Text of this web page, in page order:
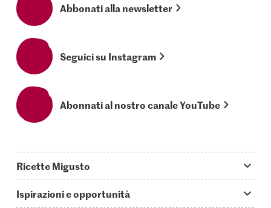
Abbonati alla newsletter
Seguici su Instagram
Abonnati al nostro canale YouTube
Ricette Migusto
Ispirazioni e opportunità